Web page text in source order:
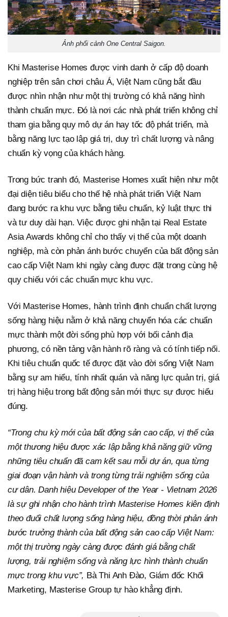
Ảnh phối cảnh One Central Saigon.
Khi Masterise Homes được vinh danh ở cấp độ doanh
nghiệp trên sân chơi châu Á, Việt Nam cũng bắt đầu
được nhìn nhận như một thị trường có khả năng hình
thành chuẩn mực. Đó là nơi các nhà phát triển không chỉ
tham gia bằng quy mô dự án hay tốc độ phát triển, mà
bằng năng lực tạo lập giá trị, duy trì chất lượng và nâng
chuẩn kỳ vọng của khách hàng.
Trong bức tranh đó, Masterise Homes xuất hiện như một
đại diện tiêu biểu cho thế hệ nhà phát triển Việt Nam
đang bước ra khu vực bằng tiêu chuẩn, kỷ luật thực thi
và tư duy dài hạn. Việc được ghi nhận tại Real Estate
Asia Awards không chỉ cho thấy vị thế của một doanh
nghiệp, mà còn phản ánh bước chuyển của bất động sản
cao cấp Việt Nam khi ngày càng được đặt trong cùng hệ
quy chiếu với các chuẩn mực khu vực.
Với Masterise Homes, hành trình định chuẩn chất lượng
sống hàng hiệu nằm ở khả năng chuyển hóa các chuẩn
mực thành một đời sống phù hợp với bối cảnh địa
phương, có nền tảng vận hành rõ ràng và có tính tiếp nối.
Khi tiêu chuẩn quốc tế được đặt vào đời sống Việt Nam
bằng sự am hiểu, tính nhất quán và năng lực quản trị, giá
trị hàng hiệu trong bất động sản mới thực sự được hiểu
đúng.
“Trong chu kỳ mới của bất động sản cao cấp, vị thế của
một thương hiệu được xác lập bằng khả năng giữ vững
những tiêu chuẩn đã cam kết sau mỗi dự án, qua từng
giai đoạn vận hành và trong từng trải nghiệm sống của
cư dân. Danh hiệu Developer of the Year - Vietnam 2026
là sự ghi nhận cho hành trình Masterise Homes kiên định
theo đuổi chất lượng sống hàng hiệu, đồng thời phản ánh
bước trưởng thành của bất động sản cao cấp Việt Nam:
một thị trường ngày càng được đánh giá bằng chất
lượng, trải nghiệm sống và năng lực hình thành chuẩn
mực trong khu vực”, Bà Thi Anh Đào, Giám đốc Khối
Marketing, Masterise Group tự hào khẳng định.